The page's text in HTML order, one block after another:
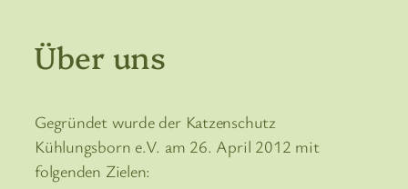
Über uns
Gegründet wurde der Katzenschutz
Kühlungsborn e.V. am 26. April 2012 mit
folgenden Zielen: